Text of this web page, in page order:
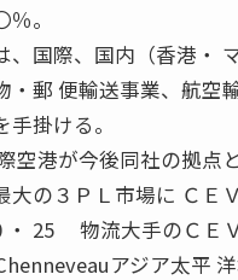
。
国際、国内（香港・
・郵 便輸送事業、航空
掛ける。
空港が今後同社の拠点と
大の３ＰＬ市場に ＣＥ
25 物流大手のＣＥ
アジア太平